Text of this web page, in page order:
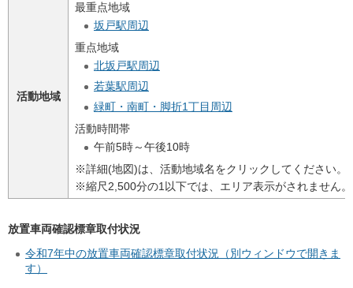
活動地域
最重点地域
坂戸駅周辺
重点地域
北坂戸駅周辺
若葉駅周辺
緑町・南町・脚折1丁目周辺
活動時間帯
午前5時～午後10時
※詳細(地図)は、活動地域名をクリックしてください。
※縮尺2,500分の1以下では、エリア表示がされません。
放置車両確認標章取付状況
令和7年中の放置車両確認標章取付状況（別ウィンドウで開きま
す）